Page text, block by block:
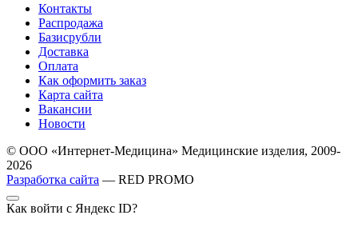
Контакты
Распродажа
Базисрубли
Доставка
Оплата
Как оформить заказ
Карта сайта
Вакансии
Новости
© ООО «Интернет-Медицина» Медицинские изделия, 2009-
2026
Разработка сайта — RED PROMO
Как войти с Яндекс ID?